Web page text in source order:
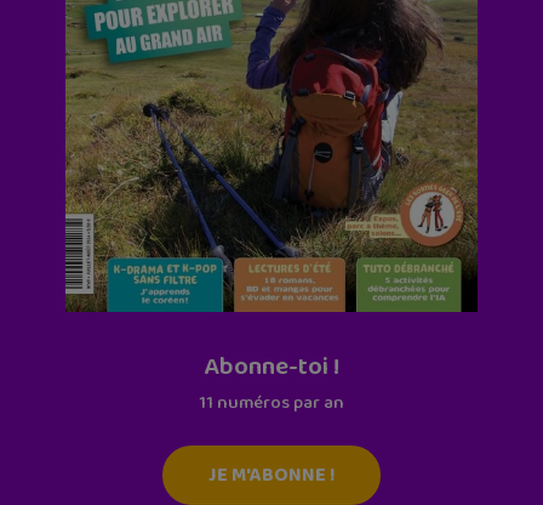
Abonne-toi !
11 numéros par an
JE M'ABONNE !